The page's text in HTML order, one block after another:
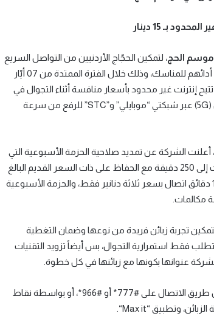
بـ 15 دينار
الحج، لتمكين الحجّاج الأردنيين من التواصل السريع
والسلس مع عائلاتهم وأحبائهم طوال فترة موسم الحج وعند أدائهم للمناسك، وذلك خلال الفترة الممتدة من 07 أيّار
التي تتيح إنترنت غير محدود بأسعار منافسة أثناء التجوال في
(
5G
) عبر شبكتي “موبايلي” و”STC” للرفع من سرعة
أعلنت الشركة عن تمديد صلاحية الحزمة الأسبوعية التي
توفر إنترنت غير محدودة إلى أسبوعين، وزيادة دقائق المكالمات إلى 250 دقيقة مع الحفاظ على ذات السعر القديم البالغ
مع 10 دقائق اتصال بسعر ثلاثة دنانير فقط، والحزمة الأسبوعية
تجربة زبائن فريدة من نوعها وضمان التغطية
فقط استمرارية التجوال، بس أيضاً تزويد التقنيات
عنوانها بكونها مع زبائنها في كل خطوة.
وبإمكان جميع الزبائن من الأفراد والشركات الاشتراك بالحزم عن طريق الاتصال على #777* أو #966*، أو بواسطة نقاط
الزبائن، وتطبيق “Max it
“.